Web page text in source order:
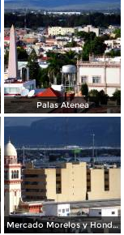
Palas Atenea
Mercado Morelos y Honda al fondo